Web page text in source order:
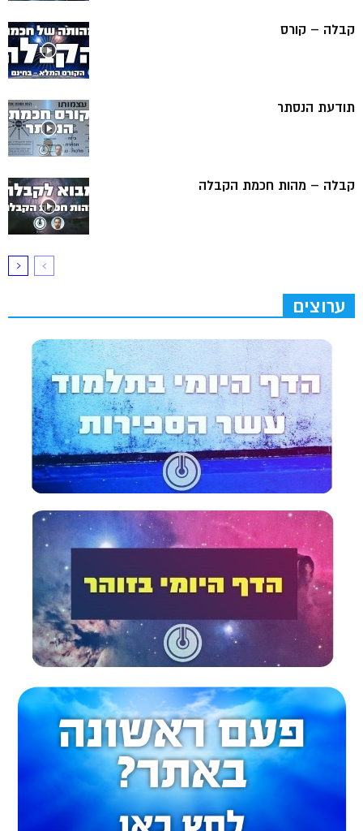
קבלה – קורס
תודעת הנסתר
קבלה – מהות חכמת הקבלה
ערוצים